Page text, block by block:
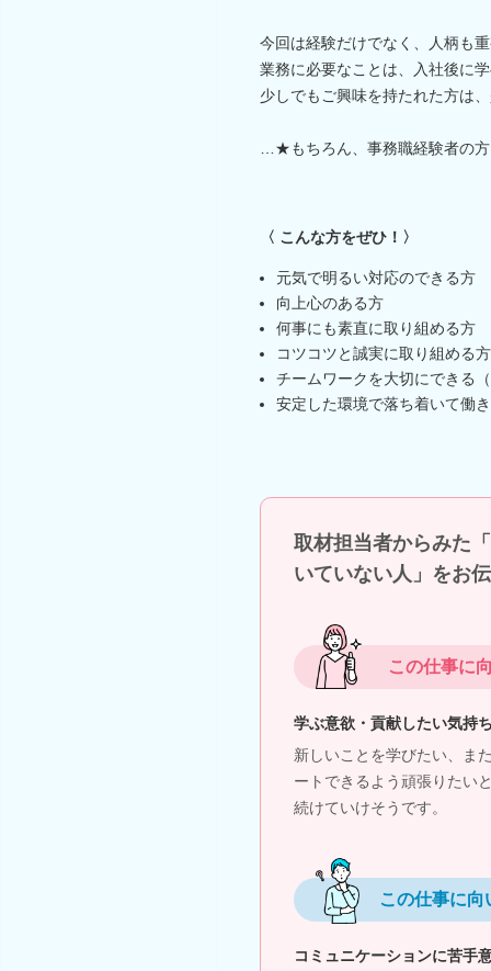
今回は経験だけでなく、人柄も
業務に必要なことは、入社後に
少しでもご興味を持たれた方は
…★もちろん、事務職経験者の
〈 こんな方をぜひ！〉
元気で明るい対応のできる方
向上心のある方
何事にも素直に取り組める方
コツコツと誠実に取り組める方
チームワークを大切にできる
安定した環境で落ち着いて働
取材担当者からみた
いていない人」をお
この仕事に
学ぶ意欲・貢献したい気持
新しいことを学びたい、ま
ートできるよう頑張りたい
続けていけそうです。
この仕事に向
コミュニケーションに苦手